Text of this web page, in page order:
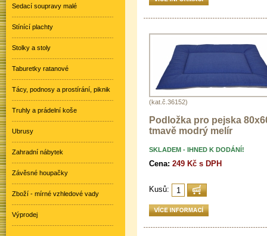
(kat.č.36152)
Podložka pro pejska
tmavě modrý melír
SKLADEM - IHNED K DODÁNÍ!
Cena: 249 Kč s DPH
Kusů:
Sedací soupravy malé
Stínící plachty
Stolky a stoly
Taburetky ratanové
Tácy, podnosy a prostírání, piknik
Truhly a prádelní koše
Ubrusy
Zahradní nábytek
Závěsné houpačky
Zboží - mírné vzhledové vady
Výprodej